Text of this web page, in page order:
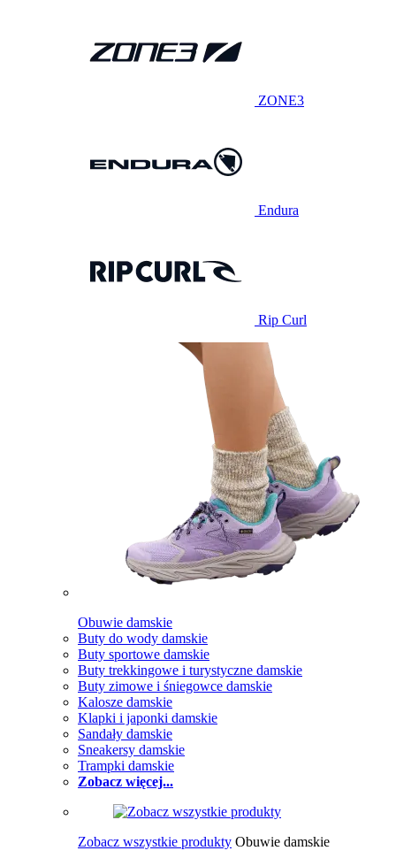
ZONE3
Endura
Rip Curl
Obuwie damskie
Buty do wody damskie
Buty sportowe damskie
Buty trekkingowe i turystyczne damskie
Buty zimowe i śniegowce damskie
Kalosze damskie
Klapki i japonki damskie
Sandały damskie
Sneakersy damskie
Trampki damskie
Zobacz więcej...
Zobacz wszystkie produkty Obuwie damskie